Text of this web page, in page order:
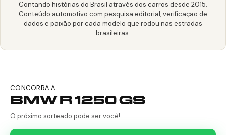
Contando histórias do Brasil através dos carros desde 2015.
Conteúdo automotivo com pesquisa editorial, verificação de
dados e paixão por cada modelo que rodou nas estradas
brasileiras.
CONCORRA A
BMW R 1250 GS
O próximo sorteado pode ser você!